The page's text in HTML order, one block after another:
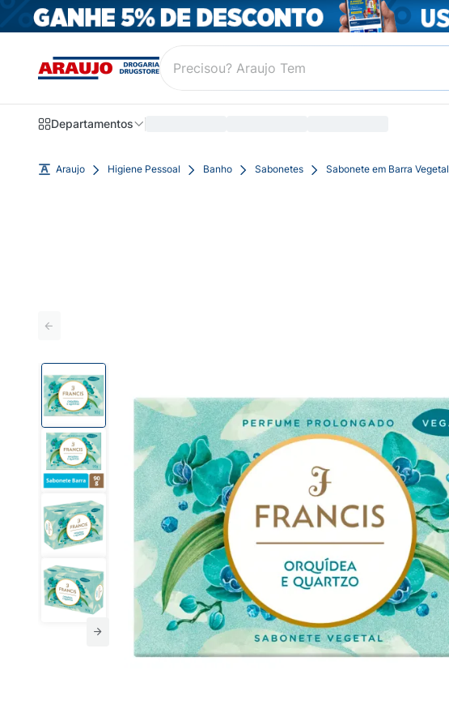
Departamentos
Araujo Higiene Pessoal Banho Sabonetes Sabonete em Barra